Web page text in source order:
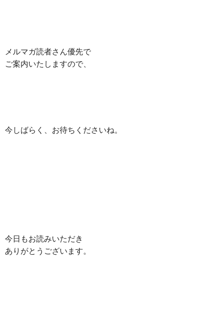
メルマガ読者さん優先で
ご案内いたしますので、
今しばらく、お待ちくださいね。
今日もお読みいただき
ありがとうございます。